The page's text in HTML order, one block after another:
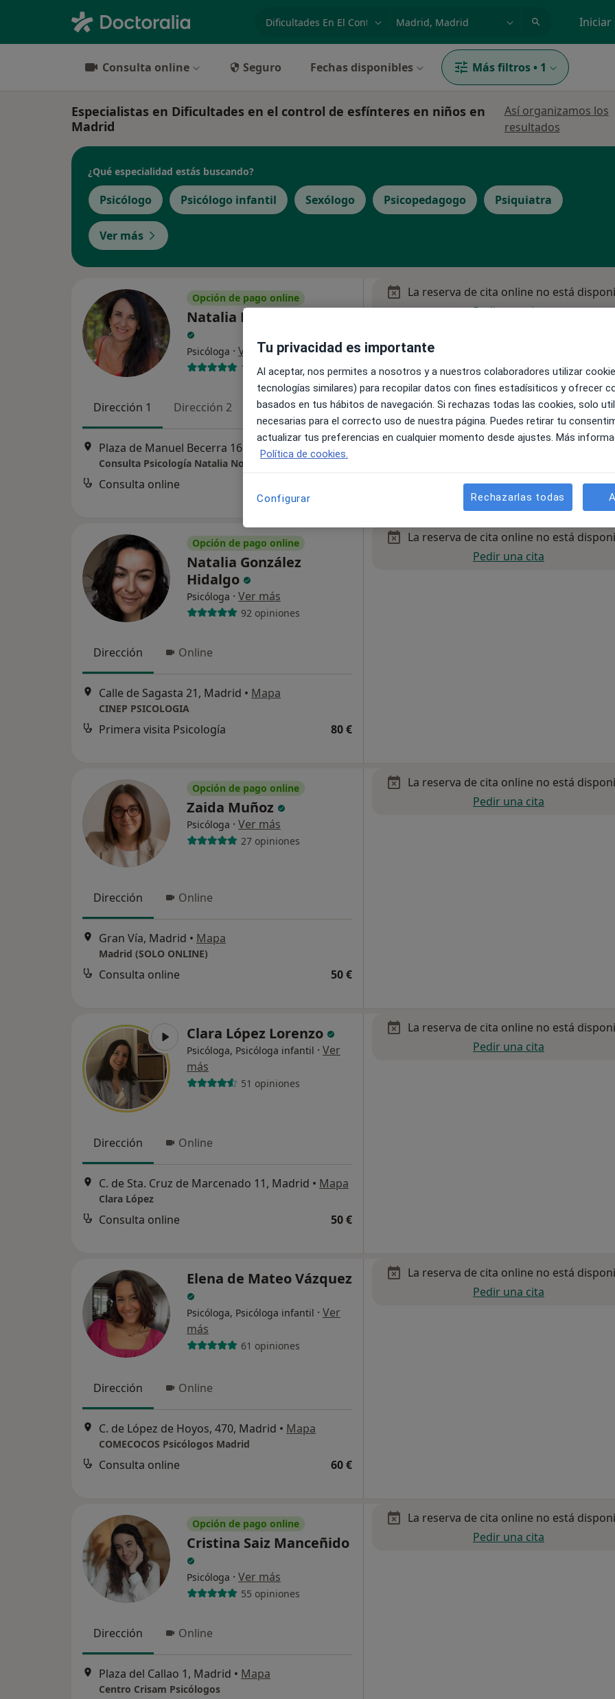
Iniciar
Consulta online Seguro Fechas disponibles Más filtros • 1
Especialistas en Dificultades en el control de esfínteres en niños en
Madrid
Así organizamos los
resultados
¿Qué especialidad estás buscando?
Psicólogo Psicólogo infantil Sexólogo Psicopedagogo Psiquiatra
Ver más
Opción de pago online
Natalia Nogal Huélamo
Psicóloga · Ver más
121 opiniones
Dirección 1 Dirección 2 Online
Mapa
Consulta Psicología Natalia Nogal
Consulta online
La reserva de cita online no está
Pedir una cita
Opción de pago online
Natalia González
Hidalgo
Psicóloga · Ver más
92 opiniones
Dirección Online
Calle de Sagasta 21, Madrid • Mapa
CINEP PSICOLOGIA
Primera visita Psicología 80 €
La reserva de cita online no está
Pedir una cita
Opción de pago online
Zaida Muñoz
Psicóloga · Ver más
27 opiniones
Dirección Online
Gran Vía, Madrid • Mapa
Madrid (SOLO ONLINE)
Consulta online 50 €
La reserva de cita online no está
Pedir una cita
Clara López Lorenzo
Psicóloga, Psicóloga infantil · Ver
más
51 opiniones
Dirección Online
C. de Sta. Cruz de Marcenado 11, Madrid • Mapa
Clara López
Consulta online 50 €
La reserva de cita online no está
Pedir una cita
Elena de Mateo Vázquez
Psicóloga, Psicóloga infantil · Ver
más
61 opiniones
Dirección Online
C. de López de Hoyos, 470, Madrid • Mapa
COMECOCOS Psicólogos Madrid
Consulta online 60 €
La reserva de cita online no está
Pedir una cita
Opción de pago online
Cristina Saiz Manceñido
Psicóloga · Ver más
55 opiniones
Dirección Online
Plaza del Callao 1, Madrid • Mapa
Centro Crisam Psicólogos
La reserva de cita online no está
Pedir una cita
Tu privacidad es importante
Al aceptar, nos permites a nosotros y a nuestros colaboradores utilizar
tecnologías similares) para recopilar datos con fines estadísiticos y ofrecer
basados en tus hábitos de navegación. Si rechazas todas las cookies, solo
necesarias para el correcto uso de nuestra página. Puedes retirar tu
actualizar tus preferencias en cualquier momento desde ajustes. Más
Política de cookies.
Configurar Rechazarlas todas